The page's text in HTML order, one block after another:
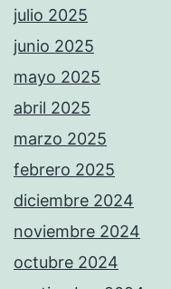
julio 2025
junio 2025
mayo 2025
abril 2025
marzo 2025
febrero 2025
diciembre 2024
noviembre 2024
octubre 2024